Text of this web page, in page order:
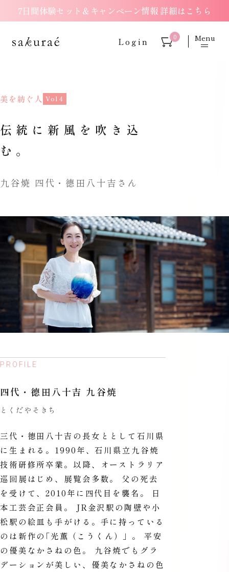
7日間体験セット＆キャンペーン情報 詳細はこちら
Login 0 Menu
伝統に新風を吹き込
む。
九谷焼 四代・德田八十吉さん
美を紡ぐ人 Vol 4
PROFILE
四代・德田八十吉 九谷焼
とくだやそきち
三代・德田八十吉の長女ととして石川県
に生まれる。1990年、石川県立九谷焼
技術研修所卒業。以降、オーストラリア
巡回展はじめ、展覧会多数。 父の死去
を受けて、2010年に四代目を襲名。 日
本工芸会正会員。 JR金沢駅の陶壁や小
松駅の絵皿も手がける。手に持っている
のは新作の「光薫 （ こうくん）」。 平安
の優美なかさねの色。 九谷焼でもグラ
デーションが美しい、優美なかさねの色